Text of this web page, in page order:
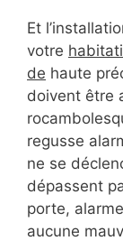
Et
votre
de haute
doivent être
regusse
ne se
dépassent
porte,
aucune